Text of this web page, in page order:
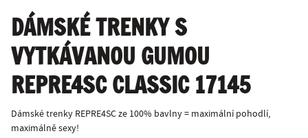
DÁMSKÉ TRENKY S
VYTKÁVANOU GUMOU
REPRE4SC CLASSIC 17145
Dámské trenky REPRE4SC ze 100% bavlny = maximální pohodlí,
maximálně sexy!